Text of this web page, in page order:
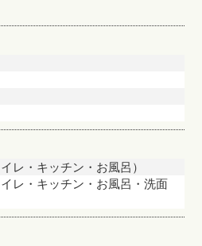
レ・キッチン・お風呂）
レ・キッチン・お風呂・洗面